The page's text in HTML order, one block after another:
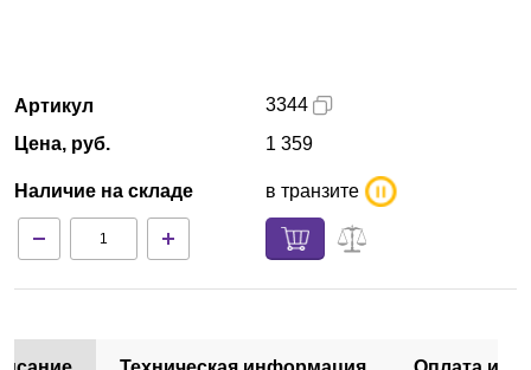
Технический сервис
Артикул
Цена, руб.
Наличие на складе
3344
1 359
в транзите